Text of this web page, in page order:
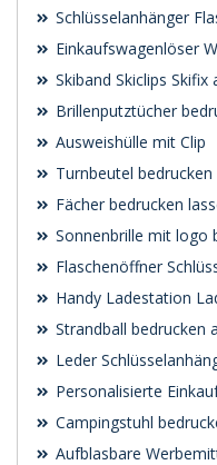
Schlüsselanhänger
Einkaufswagenlöser
Skiband Skiclips Skifix
Brillenputztücher
Ausweishülle mit Clip
Turnbeutel bedrucken
Fächer bedrucken
Sonnenbrille mit logo
Flaschenöffner
Handy Ladestation
Strandball bedrucken
Leder
Personalisierte
Campingstuhl
Aufblasbare